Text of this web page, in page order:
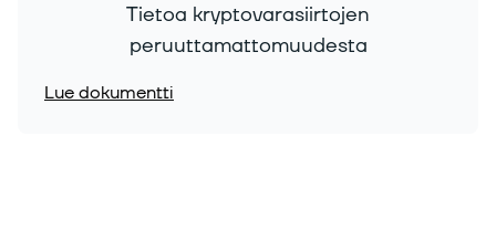
Tietoa kryptovarasiirtojen
peruuttamattomuudesta
Lue dokumentti